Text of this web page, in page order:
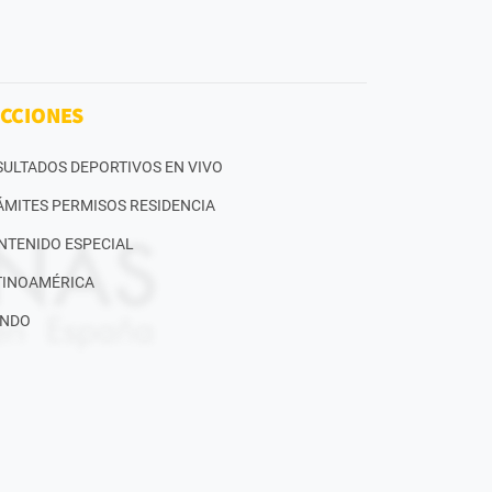
DEPORTIVOS EN VIVO
PERMISOS RESIDENCIA
ESPECIAL